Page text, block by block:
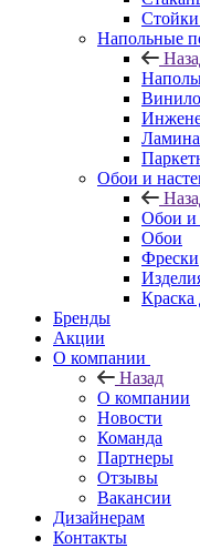
Напольные
Обои и
Обои и
Обои
Фрески
Краска
Бренды
Акции
О компании
Назад
О компании
Новости
Команда
Партнеры
Отзывы
Вакансии
Дизайнерам
Контакты